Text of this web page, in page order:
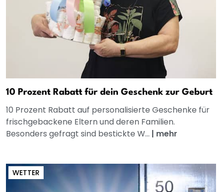
10 Prozent Rabatt für dein Geschenk zur Geburt
10 Prozent Rabatt auf personalisierte Geschenke für
frischgebackene Eltern und deren Familien.
Besonders gefragt sind bestickte W... | mehr
WETTER